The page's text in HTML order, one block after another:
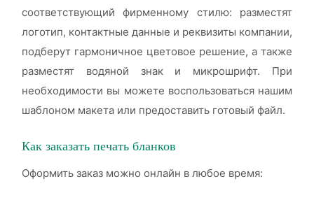
соответствующий фирменному стилю: разместят
логотип, контактные данные и реквизиты компании,
подберут гармоничное цветовое решение, а также
разместят водяной знак и микрошрифт. При
необходимости вы можете воспользоваться нашим
шаблоном макета или предоставить готовый файл.
Как заказать печать бланков
Оформить заказ можно онлайн в любое время: